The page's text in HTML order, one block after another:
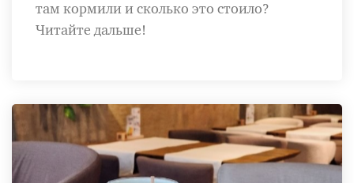
там кормили и сколько это стоило?
Читайте дальше!